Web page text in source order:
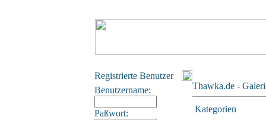
Registrierte Benutzer
Benutzername:
Paßwort:
Thawka.de -
Kategorien